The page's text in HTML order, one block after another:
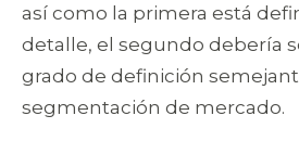
así como la primera está
detalle, el segundo debería
grado de definición
segmentación de mercado.